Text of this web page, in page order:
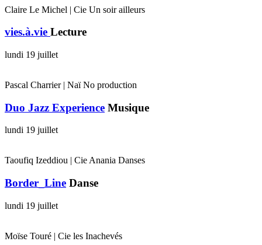
Claire Le Michel | Cie Un soir ailleurs
vies.à.vie Lecture
lundi 19 juillet
Pascal Charrier | Naï No production
Duo Jazz Experience Musique
lundi 19 juillet
Taoufiq Izeddiou | Cie Anania Danses
Border_Line Danse
lundi 19 juillet
Moïse Touré | Cie les Inachevés